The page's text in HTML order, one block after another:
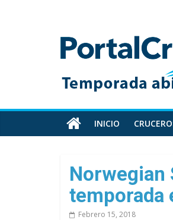
Toda
información
cruceros
en
un
sitio
INICIO
Norwegian
temporada
Febrero 15, 2018